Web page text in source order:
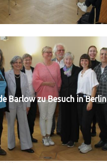
Barlow zu Besuch in Berlin